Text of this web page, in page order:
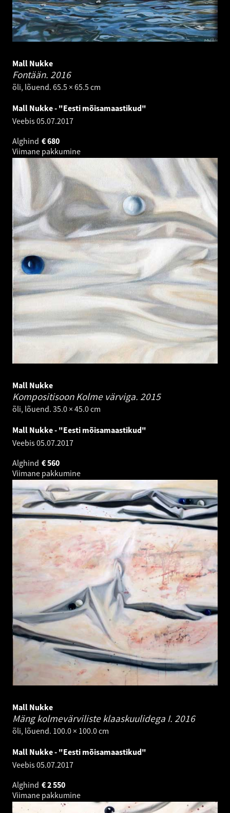
Mall Nukke
Fontään. 2016
õli, lõuend. 65.5 × 65.5 cm
Mall Nukke - "Eesti mõisamaastikud"
Veebis05.07.2017
Alghind
680
€
Viimane pakkumine
Mall Nukke
Kompositisoon Kolme värviga. 2015
õli, lõuend. 35.0 × 45.0 cm
Mall Nukke - "Eesti mõisamaastikud"
Veebis05.07.2017
Alghind
560
€
Viimane pakkumine
Mall Nukke
Mäng kolmevärviliste klaaskuulidega I. 2016
õli, lõuend. 100.0 × 100.0 cm
Mall Nukke - "Eesti mõisamaastikud"
Veebis05.07.2017
Alghind
2 550
€
Viimane pakkumine